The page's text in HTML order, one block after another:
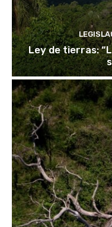
Ley de tierras: